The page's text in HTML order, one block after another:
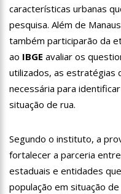
10:32 Vacinação contra
18:03 Bolsistas do Prouni
Pesquisa aponta
qualidade
20:07 Amazonino pretende
obras para
20:23
Prefeitura abre
para
00:59 Pré-Candidata a
desponta nas
características urbanas
pesquisa. Além de
também participarão da
ao IBGE avaliar os
utilizados, as estratégias
necessária para
situação de rua.
Segundo o instituto, a
fortalecer a parceria
estaduais e entidades
população em situação